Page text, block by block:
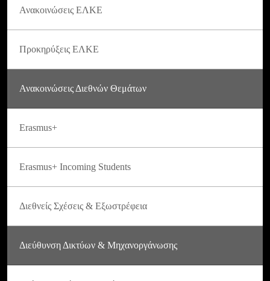
Ανακοινώσεις ΕΛΚΕ
Προκηρύξεις ΕΛΚΕ
Ανακοινώσεις Διεθνών Θεμάτων
Erasmus+
Erasmus+ Incoming Students
Διεθνείς Σχέσεις & Εξωστρέφεια
Διεύθυνση Δικτύων & Μηχανοργάνωσης